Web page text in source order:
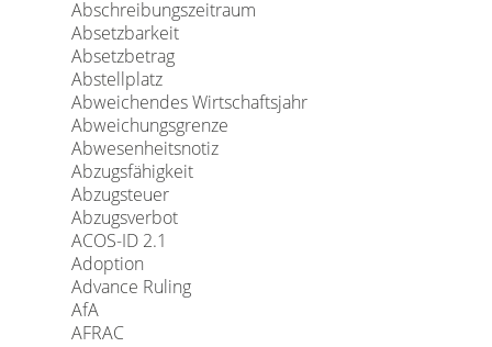
Abschreibungszeitraum
Absetzbarkeit
Absetzbetrag
Abstellplatz
Abweichendes Wirtschaftsjahr
Abweichungsgrenze
Abwesenheitsnotiz
Abzugsfähigkeit
Abzugsteuer
Abzugsverbot
ACOS-ID 2.1
Adoption
Advance Ruling
AfA
AFRAC